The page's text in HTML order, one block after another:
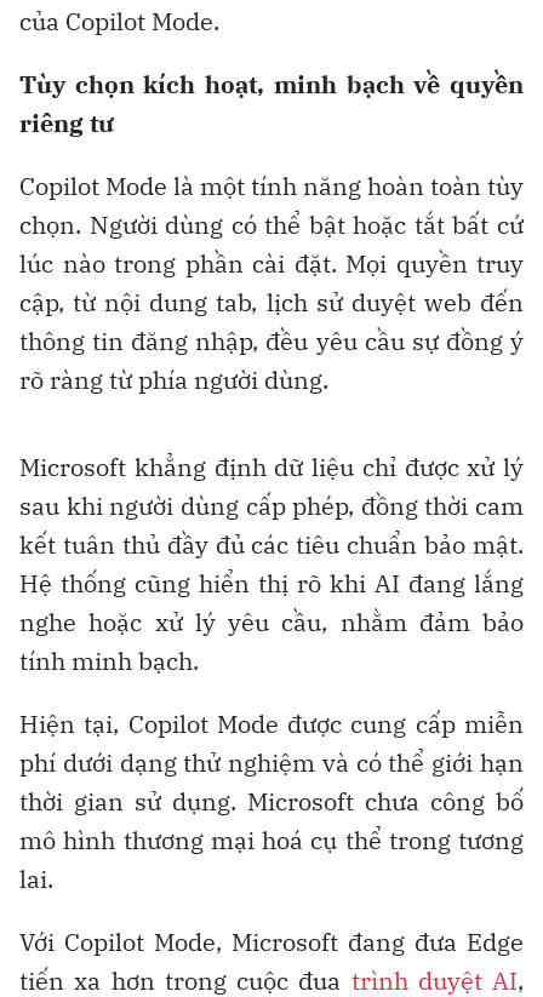
của Copilot Mode.
Tùy chọn kích hoạt, minh bạch về quyền
riêng tư
Copilot Mode là một tính năng hoàn toàn tùy
chọn. Người dùng có thể bật hoặc tắt bất cứ
lúc nào trong phần cài đặt. Mọi quyền truy
cập, từ nội dung tab, lịch sử duyệt web đến
thông tin đăng nhập, đều yêu cầu sự đồng ý
rõ ràng từ phía người dùng.
Microsoft khẳng định dữ liệu chỉ được xử lý
sau khi người dùng cấp phép, đồng thời cam
kết tuân thủ đầy đủ các tiêu chuẩn bảo mật.
Hệ thống cũng hiển thị rõ khi AI đang lắng
nghe hoặc xử lý yêu cầu, nhằm đảm bảo
tính minh bạch.
Hiện tại, Copilot Mode được cung cấp miễn
phí dưới dạng thử nghiệm và có thể giới hạn
thời gian sử dụng. Microsoft chưa công bố
mô hình thương mại hoá cụ thể trong tương
lai.
Với Copilot Mode, Microsoft đang đưa Edge
tiến xa hơn trong cuộc đua trình duyệt AI,